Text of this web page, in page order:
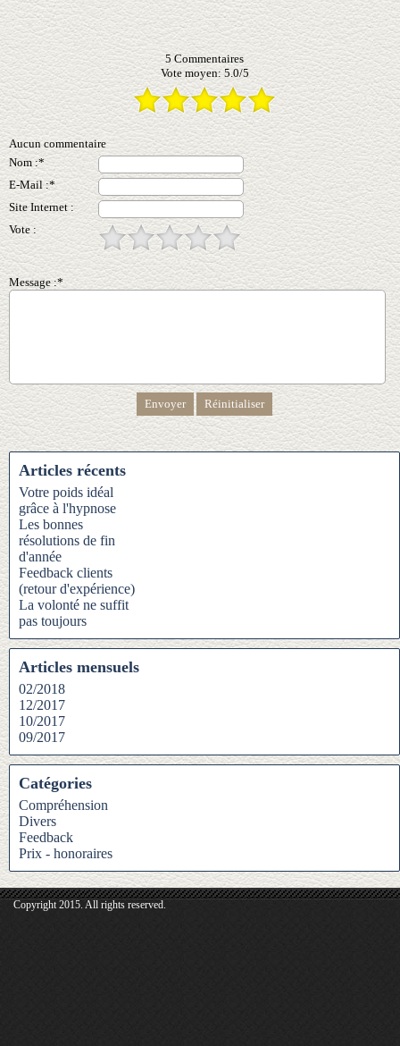
5Commentaires
Vote moyen:5.0/5
Aucun commentaire
Nom :*
E-Mail :*
Site Internet :
Vote :
Message :*
Articles récents
Votre poids idéal
grâce à l'hypnose
Les bonnes
résolutions de fin
d'année
Feedback clients
(retour d'expérience)
La volonté ne suffit
pas toujours
Articles mensuels
02/2018
12/2017
10/2017
09/2017
Catégories
Compréhension
Divers
Feedback
Prix - honoraires
Copyright 2015. All rights reserved.